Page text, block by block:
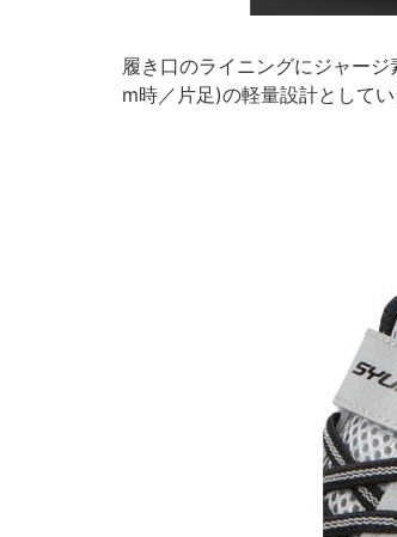
履き口のライニングにジャー
m時／片足)の軽量設計としてい